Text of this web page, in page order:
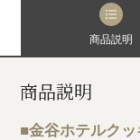
商品説明
商品説明
■金谷ホテルク